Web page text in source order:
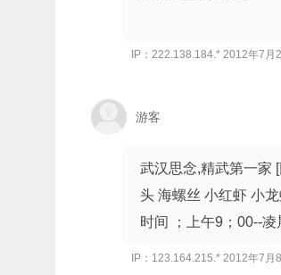
IP：222.138.184.* 2012年7月
游客
武汉思念,精武第一家
头 海螺丝 小红虾 小
时间 ；上午9；00--凌
IP：123.164.215.* 2012年7月